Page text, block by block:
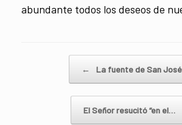
abundante todos los deseos de
← La fuente de San
El Señor resucitó “en el…